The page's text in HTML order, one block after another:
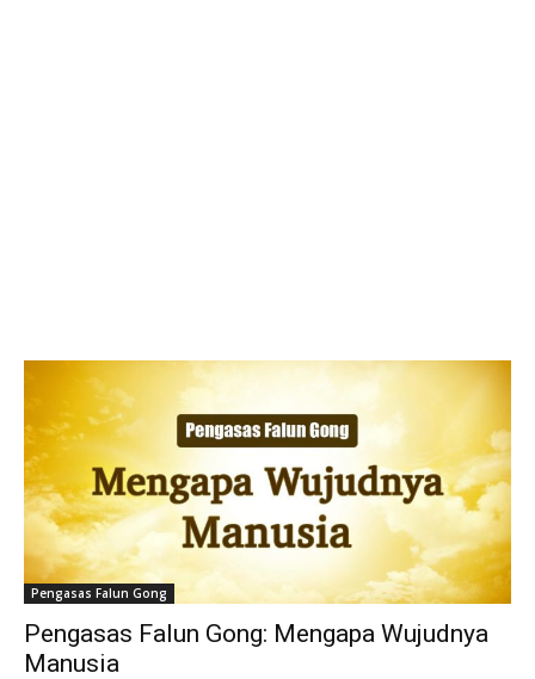
Pengasas Falun Gong
Pengasas Falun Gong: Mengapa Wujudnya
Manusia